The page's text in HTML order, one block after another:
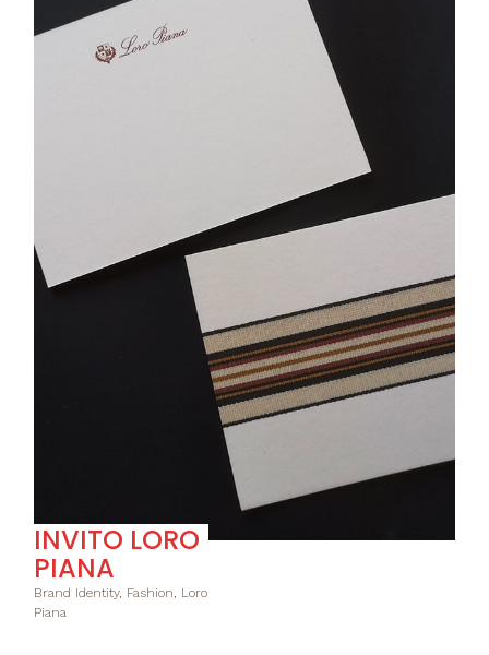
INVITO LORO
PIANA
Brand Identity, Fashion, Loro
Piana